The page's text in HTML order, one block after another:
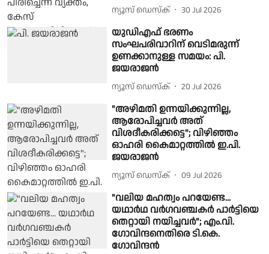
ന്യൂസ് ഡെസ്ക് 30 Jul 2026
യുഡിഎഫ് ഭരണം
സംഘപരിവാറിന് വെടിമരുന്ന്
ഉണക്കാനുള്ള സമയം: പി.
ജയരാജന്‍
ന്യൂസ് ഡെസ്ക് 20 Jul 2026
"അഴിമതി ഉന്നയിക്കുന്നില്ല,
ആരോപിച്ചവർ അത്
വിശദീകരിക്കട്ടെ"; വിഴിഞ്ഞം
ഓഹരി കൈമാറ്റത്തിൽ ഇ.പി.
ജയരാജൻ
ന്യൂസ് ഡെസ്ക് 09 Jul 2026
"വലിയ മഹത്വം പറയേണ്ട...
യഥാർഥ വർ​ഗവഞ്ചകർ പാർട്ടിയെ
തെറ്റായി നയിച്ചവർ"; എം.വി.​ ​
ഗോവിന്ദനെതിരെ ടി.കെ. ​
ഗോവിന്ദൻ